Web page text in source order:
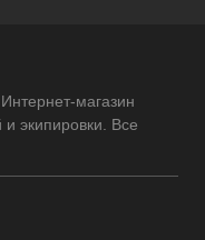
магазин
и экипировки. Все